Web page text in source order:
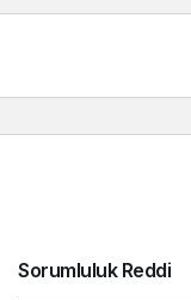
Sorumluluk Reddi